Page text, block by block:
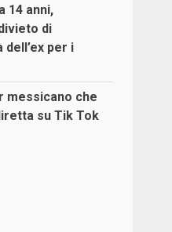
14 anni,
di
per i
messicano che
su Tik Tok